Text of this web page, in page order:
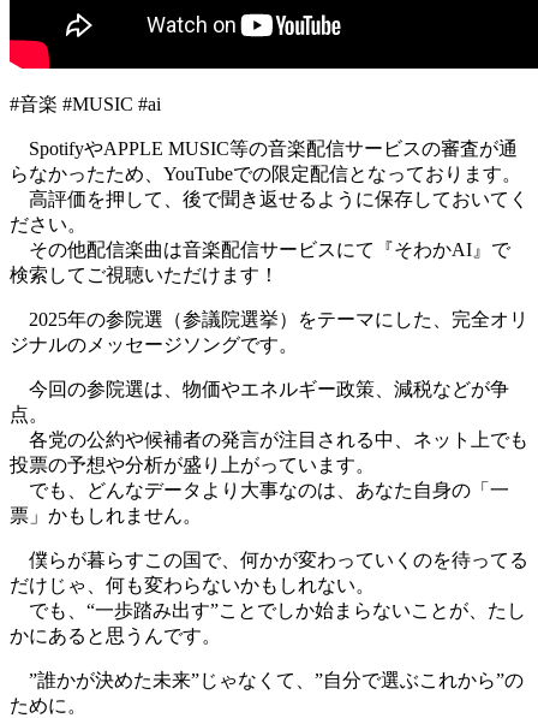
#音楽 #MUSIC #ai
SpotifyやAPPLE MUSIC等の音楽配信サービスの審査が通
らなかったため、YouTubeでの限定配信となっております。
高評価を押して、後で聞き返せるように保存しておいてく
ださい。
その他配信楽曲は音楽配信サービスにて『そわかAI』で
検索してご視聴いただけます！
2025年の参院選（参議院選挙）をテーマにした、完全オリ
ジナルのメッセージソングです。
今回の参院選は、物価やエネルギー政策、減税などが争
点。
各党の公約や候補者の発言が注目される中、ネット上でも
投票の予想や分析が盛り上がっています。
でも、どんなデータより大事なのは、あなた自身の「一
票」かもしれません。
僕らが暮らすこの国で、何かが変わっていくのを待ってる
だけじゃ、何も変わらないかもしれない。
でも、“一歩踏み出す”ことでしか始まらないことが、たし
かにあると思うんです。
”誰かが決めた未来”じゃなくて、”自分で選ぶこれから”の
ために。